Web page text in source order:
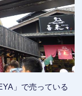
」で売っている